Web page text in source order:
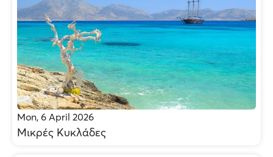
Mon, 6 April 2026
Μικρές Κυκλάδες